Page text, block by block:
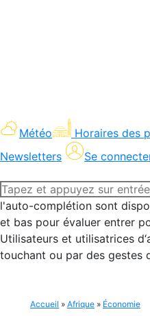
Météo Horaires des
Newsletters
Se
Recherche
:l'auto-complétion sont
et bas pour évaluer entrer
Utilisateurs et utilisatrices
touchant ou par des gestes
Accueil » Afrique » Économie